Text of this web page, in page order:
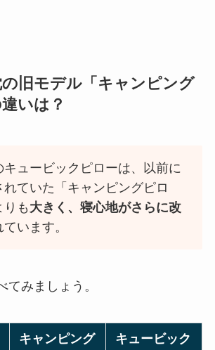
旧モデル「キャンピング
いは？
キュービックピローは、以前に
れていた「キャンピングピロ
りも 大きく、寝心地がさらに改
ています。
てみましょう。
キャンピング
キュービック